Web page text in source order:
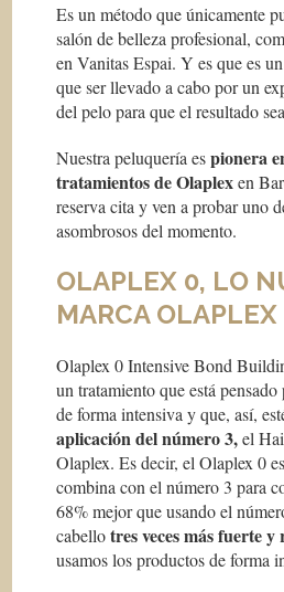
Es un método que únicamente
salón de belleza profesional,
en Vanitas Espai. Y es que es
que ser llevado a cabo por un
del pelo para que el resultado
Nuestra peluquería espionera
tratamientos de Olaplexen
reserva cita y ven a probar uno
asombrosos del momento.
OLAPLEX 0, LO
MARCA OLAPLEX
Olaplex 0 Intensive Bond
un tratamiento que está
de forma intensiva y que, así,
aplicación del número 3,el
Olaplex. Es decir, el Olaplex 0
combina con el número 3 para
68% mejor que usando el
cabellotres veces más fuerte
usamos los productos de forma